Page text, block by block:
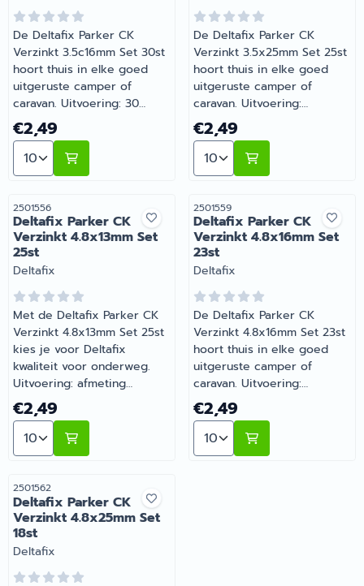
De Deltafix Parker CK
Verzinkt 3.5c16mm Set 30st
hoort thuis in elke goed
uitgeruste camper of
caravan. Uitvoering: 30
stuks. Gemaakt voor
dagelijks gebruik tijdens je
vakanties en weekendtrips.
Heb je vragen over de
Recreatie denkt graag met
je mee.
Prijs: 2,49
€2,49
Aantal kiezen voor Deltafix Parker CK Verzinkt
De Deltafix Parker CK
Verzinkt 3.5x25mm Set 25st
hoort thuis in elke goed
uitgeruste camper of
caravan. Uitvoering:
afmeting 5x25mm, 25 stuks.
Onmisbaar voor wie
comfortabel op pad gaat
met de camper of caravan.
juiste keuze? Barsema
Recreatie denkt graag met
je mee.
Prijs: 2,49
€2,49
Aantal kiezen voor
Artikelnummer
2501556
Deltafix Parker CK
Verzinkt 4.8x13mm Set
25st
Merk:
Deltafix
Met de Deltafix Parker CK
Verzinkt 4.8x13mm Set 25st
kies je voor Deltafix
kwaliteit voor onderweg.
Uitvoering: afmeting
8x13mm, 25 stuks.
Onmisbaar voor wie
comfortabel op pad gaat
met de camper of caravan.
camper-, caravan- en
campingonderdelen met
deskundig advies.
Prijs: 2,49
€2,49
Aantal kiezen voor Deltafix Parker CK Verzinkt
Artikelnummer
2501559
Deltafix Parker CK
Verzinkt 4.8x16mm Set
23st
Merk:
Deltafix
De Deltafix Parker CK
Verzinkt 4.8x16mm Set 23st
hoort thuis in elke goed
uitgeruste camper of
caravan. Uitvoering:
afmeting 8x16mm, 23 stuks.
Onmisbaar voor wie
comfortabel op pad gaat
met de camper of caravan.
Prijs: 2,49
€2,49
Aantal kiezen voor
Artikelnummer
2501562
Deltafix Parker CK
Verzinkt 4.8x25mm Set
18st
Merk:
Deltafix